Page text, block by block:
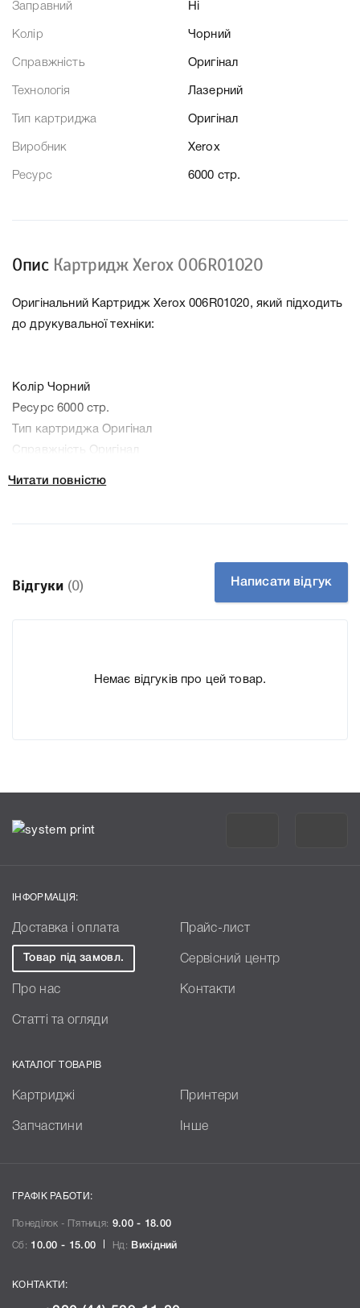
Заправний Ні
Колір Чорний
Справжність Оригінал
Технологія Лазерний
Тип картриджа Оригінал
Виробник Xerox
Ресурс 6000 стр.
Опис Картридж Xerox 006R01020
Оригінальний Картридж Xerox 006R01020, який підходить
до друкувальної техніки:
Колір Чорний
Ресурс 6000 стр.
Тип картриджа Оригінал
Справжність Оригінал
характеристики, список друкувальної техніки, до якого
підходить Картридж Xerox 006R01020, що дозволить Вам
легко підтвердити правильність вибору.
Читати повністю
Відгуки (0) Написати відгук
Немає відгуків про цей товар.
ІНФОРМАЦІЯ:
Доставка і оплата Прайс-лист
Товар під замовл. Сервісний центр
Про нас Контакти
Статті та огляди
КАТАЛОГ ТОВАРІВ
Картриджі Принтери
Запчастини Інше
ГРАФІК РАБОТИ:
Понеділок - П`ятниця: 9.00 - 18.00
Сб: 10.00 - 15.00 Нд: Вихідний
КОНТАКТИ: